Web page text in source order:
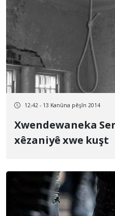
12:42 - 13 Kanûna pêşîn 2014
Xwendewaneka
xêzaniyê xwe kuşt